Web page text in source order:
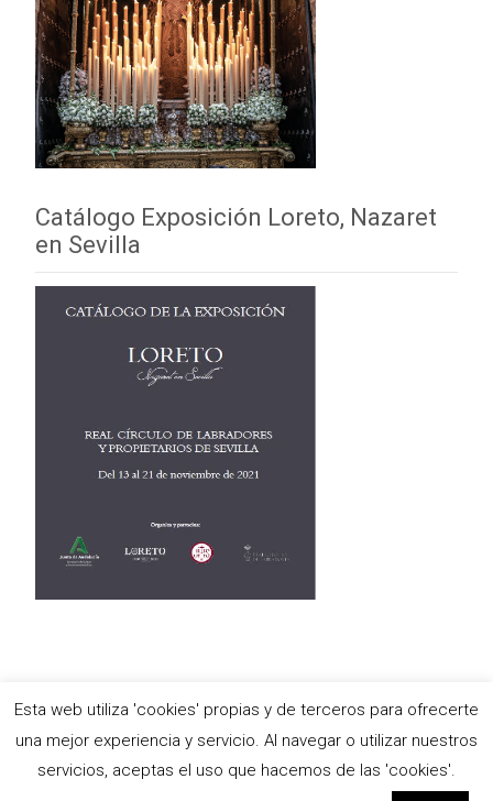
Catálogo Exposición Loreto, Nazaret
en Sevilla
Copyright © Antigua e Ilustre Hermandad del Santísimo Sacramento,
Pontificia y Real Archicofradía de Nazarenos de Nuestro Padre Jesús
Esta web utiliza 'cookies' propias y de terceros para ofrecerte
una mejor experiencia y servicio. Al navegar o utilizar nuestros
servicios, aceptas el uso que hacemos de las 'cookies'.